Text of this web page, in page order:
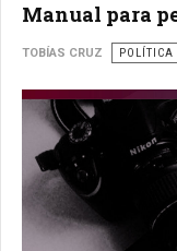
Manual para
TOBÍAS CRUZ POLÍTICA